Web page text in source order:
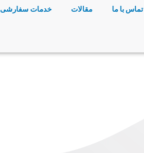
تماس با ما مقالات خدمات سفارشی